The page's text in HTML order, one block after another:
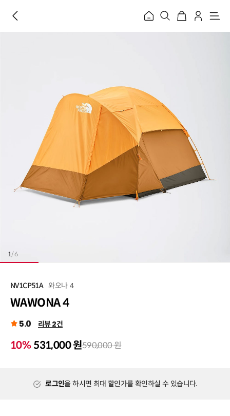
홈
메
1/6
NV1CP51A 와오나 4
WAWONA 4
5.0 리뷰 2건
10% 531,000 원590,000 원
로그인을 하시면 최대 할인가를 확인하실 수 있습니다.